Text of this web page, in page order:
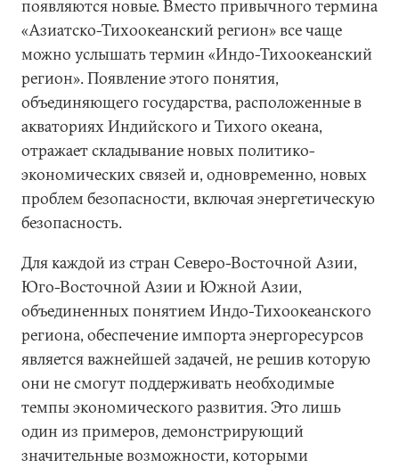
появляются новые. Вместо привычного термина
«Азиатско-Тихоокеанский регион» все чаще
можно услышать термин «Индо-Тихоокеанский
регион». Появление этого понятия,
объединяющего государства, расположенные в
акваториях Индийского и Тихого океана,
отражает складывание новых политико-
экономических связей и, одновременно, новых
проблем безопасности, включая энергетическую
безопасность.
Для каждой из стран Северо-Восточной Азии,
Юго-Восточной Азии и Южной Азии,
объединенных понятием Индо-Тихоокеанского
региона, обеспечение импорта энергоресурсов
является важнейшей задачей, не решив которую
они не смогут поддерживать необходимые
темпы экономического развития. Это лишь
один из примеров, демонстрирующий
значительные возможности, которыми